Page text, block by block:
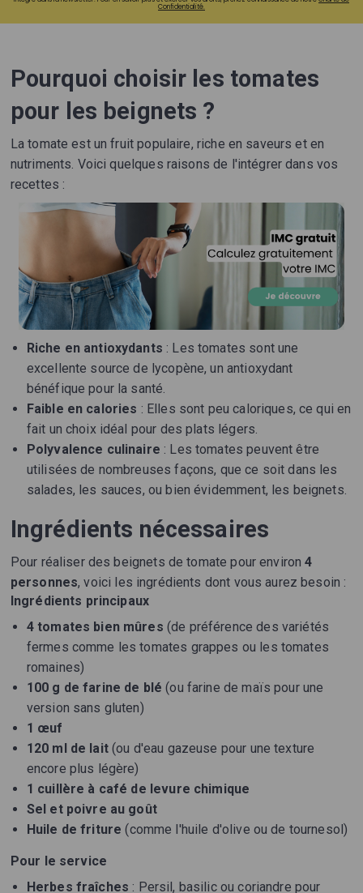
Confidentialité.
Pourquoi choisir les tomates
pour les beignets ?
La tomate est un fruit populaire, riche en saveurs et en
nutriments. Voici quelques raisons de l'intégrer dans vos
recettes :
Riche en antioxydants : Les tomates sont une
excellente source de lycopène, un antioxydant
bénéfique pour la santé.
Faible en calories : Elles sont peu caloriques, ce qui en
fait un choix idéal pour des plats légers.
Polyvalence culinaire : Les tomates peuvent être
utilisées de nombreuses façons, que ce soit dans les
salades, les sauces, ou bien évidemment, les beignets.
Ingrédients nécessaires
Pour réaliser des beignets de tomate pour environ4
personnes, voici les ingrédients dont vous aurez besoin :
Ingrédients principaux
4 tomates bien mûres (de préférence des variétés
fermes comme les tomates grappes ou les tomates
romaines)
100 g de farine de blé (ou farine de maïs pour une
version sans gluten)
1 œuf
120 ml de lait(ou d'eau gazeuse pour une texture
encore plus légère)
1 cuillère à café de levure chimique
Sel et poivre au goût
Huile de friture (comme l'huile d'olive ou de tournesol)
Pour le service
Herbes fraîches : Persil, basilic ou coriandre pour